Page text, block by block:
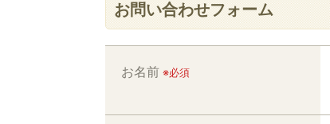
お問い合わせフォーム
お名前 ※必須